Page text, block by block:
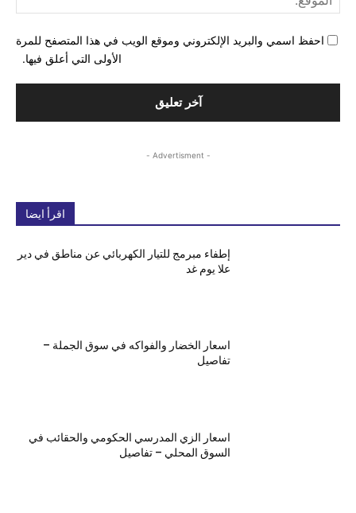
احفظ اسمي والبريد الإلكتروني وموقع الويب في هذا المتصفح للمرة
الأولى التي أعلق فيها.
- Advertisment -
اقرأ ايضا
إطفاء مبرمج للتيار الكهربائي عن مناطق في دير
علا يوم غد
اسعار الخضار والفواكه في سوق الجملة –
تفاصيل
اسعار الزي المدرسي الحكومي والحقائب في
السوق المحلي – تفاصيل